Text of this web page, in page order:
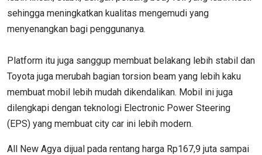
sehingga meningkatkan kualitas mengemudi yang
menyenangkan bagi penggunanya.
Platform itu juga sanggup membuat belakang lebih stabil dan
Toyota juga merubah bagian torsion beam yang lebih kaku
membuat mobil lebih mudah dikendalikan. Mobil ini juga
dilengkapi dengan teknologi Electronic Power Steering
(EPS) yang membuat city car ini lebih modern.
All New Agya dijual pada rentang harga Rp167,9 juta sampai